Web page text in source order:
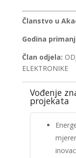
Članstvo u
Godina
Član odjela:
ELEKTRONIKE
Vođenje
projekata